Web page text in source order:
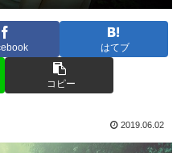
はてブ
コピー
2019.06.02